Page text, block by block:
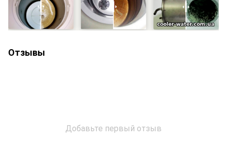
Отзывы
Добавьте первый отзыв